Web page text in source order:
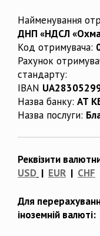
Найменування
ДНП «НДСЛ
Код отримувача:
Рахунок
стандарту:
IBAN
Назва банку: АТ
Назва послуги:
Реквізити
USD | EUR | CHF
Для
іноземній валюті: